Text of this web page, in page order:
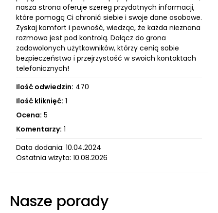
nasza strona oferuje szereg przydatnych informacji,
które pomogą Ci chronić siebie i swoje dane osobowe.
Zyskaj komfort i pewność, wiedząc, że każda nieznana
rozmowa jest pod kontrolą. Dołącz do grona
zadowolonych użytkowników, którzy cenią sobie
bezpieczeństwo i przejrzystość w swoich kontaktach
telefonicznych!
Ilość odwiedzin: 470
Ilość kliknięć: 1
Ocena: 5
Komentarzy: 1
Data dodania: 10.04.2024
Ostatnia wizyta: 10.08.2026
Nasze porady